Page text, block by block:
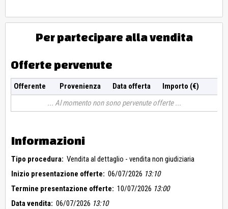
Per partecipare alla vendita
Offerte pervenute
Offerente Provenienza Data offerta
Importo (€)
Al momento non sono pervenute offerte
Informazioni
Tipo procedura: Vendita al dettaglio - vendita non giudiziaria
Inizio presentazione offerte: 06/07/2026 13:10
Termine presentazione offerte: 10/07/2026 13:00
Data vendita: 06/07/2026 13:10